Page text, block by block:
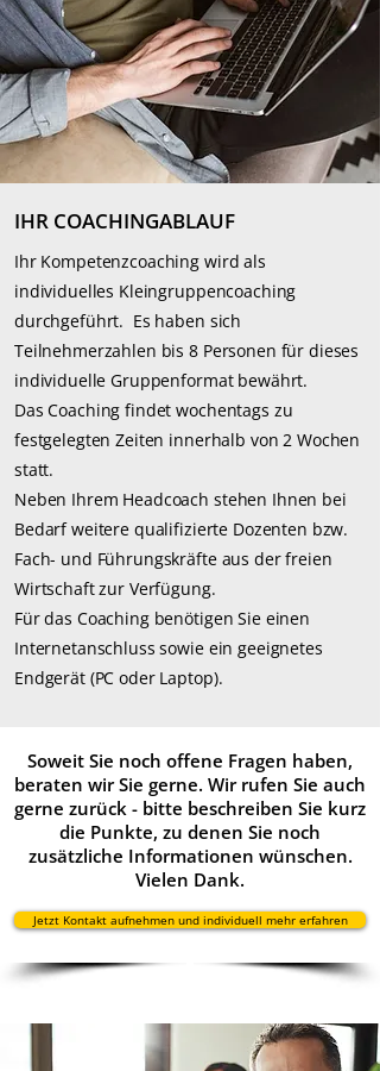
IHR COACHINGABLAUF
Ihr Kompetenzcoaching wird als
individuelles Kleingruppencoaching
durchgeführt. Es haben sich
Teilnehmerzahlen bis 8 Personen für dieses
individuelle Gruppenformat bewährt.
Das Coaching findet wochentags zu
festgelegten Zeiten innerhalb von 2 Wochen
statt.
Neben Ihrem Headcoach stehen Ihnen bei
Bedarf weitere qualifizierte Dozenten bzw.
Fach- und Führungskräfte aus der freien
Wirtschaft zur Verfügung.
Für das Coaching benötigen Sie einen
Internetanschluss sowie ein geeignetes
Endgerät (PC oder Laptop).
Soweit Sie noch offene Fragen haben,
beraten wir Sie gerne. Wir rufen Sie auch
gerne zurück - bitte beschreiben Sie kurz
die Punkte, zu denen Sie noch
zusätzliche Informationen wünschen.
Vielen Dank.
Jetzt Kontakt aufnehmen und individuell mehr erfahren